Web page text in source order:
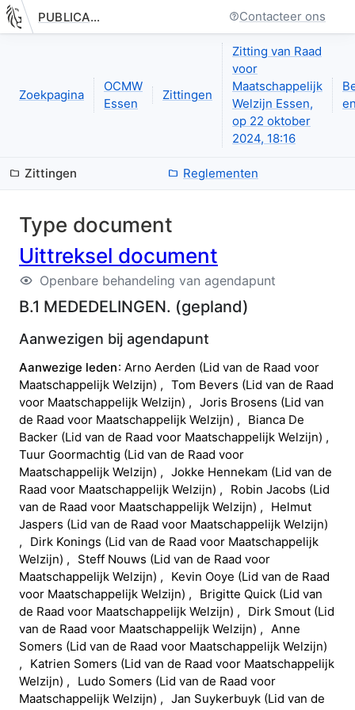
Nieuwe pagina: PUBLICATIE.GELINKT-NOTULEREN.VLAANDEREN.BE Contacteer ons
Zoekpagina
OCMW
Essen
Zittingen
Zitting van Raad
voor
Maatschappelijk
Welzijn Essen,
op 22 oktober
2024, 18:16
Zittingen Reglementen
Type document
Uittreksel document
Openbare behandeling van agendapunt
B.1 MEDEDELINGEN. (gepland)
Aanwezigen bij agendapunt
Aanwezige leden Arno Aerden (Lid van de Raad voor
Maatschappelijk Welzijn) Tom Bevers (Lid van de Raad
voor Maatschappelijk Welzijn) Joris Brosens (Lid van
de Raad voor Maatschappelijk Welzijn) Bianca De
Backer (Lid van de Raad voor Maatschappelijk Welzijn)
Tuur Goormachtig (Lid van de Raad voor
Maatschappelijk Welzijn) Jokke Hennekam (Lid van de
Raad voor Maatschappelijk Welzijn) Robin Jacobs (Lid
van de Raad voor Maatschappelijk Welzijn)
Helmut
Jaspers (Lid van de Raad voor Maatschappelijk Welzijn)
Dirk Konings (Lid van de Raad voor Maatschappelijk
Welzijn) Steff Nouws (Lid van de Raad voor
Maatschappelijk Welzijn) Kevin Ooye (Lid van de Raad
voor Maatschappelijk Welzijn) Brigitte Quick (Lid van
de Raad voor Maatschappelijk Welzijn) Dirk Smout (Lid
van de Raad voor Maatschappelijk Welzijn)
Anne
Somers (Lid van de Raad voor Maatschappelijk Welzijn)
Katrien Somers (Lid van de Raad voor Maatschappelijk
Welzijn) Ludo Somers (Lid van de Raad voor
Maatschappelijk Welzijn) Jan Suykerbuyk (Lid van de